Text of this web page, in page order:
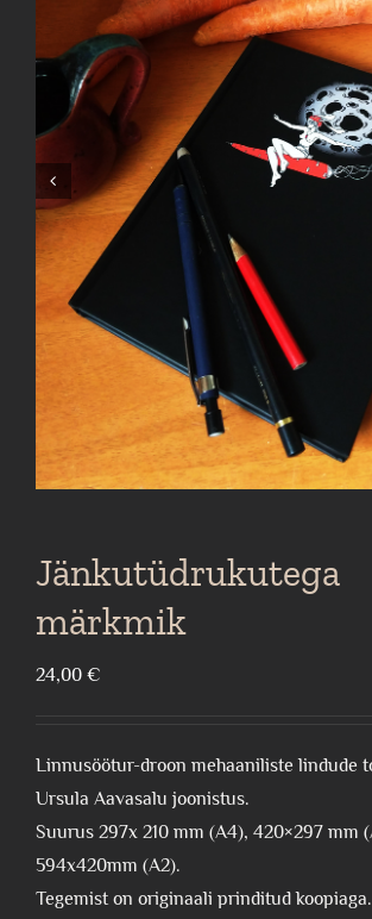
Jänkutüdrukutega
märkmik
24,00 €
Linnusöötur-droon mehaaniliste lindude
Ursula Aavasalu joonistus.
Suurus 297x 210 mm (A4), 420×297 mm
594x420mm (A2).
Tegemist on originaali prinditud koopiaga.